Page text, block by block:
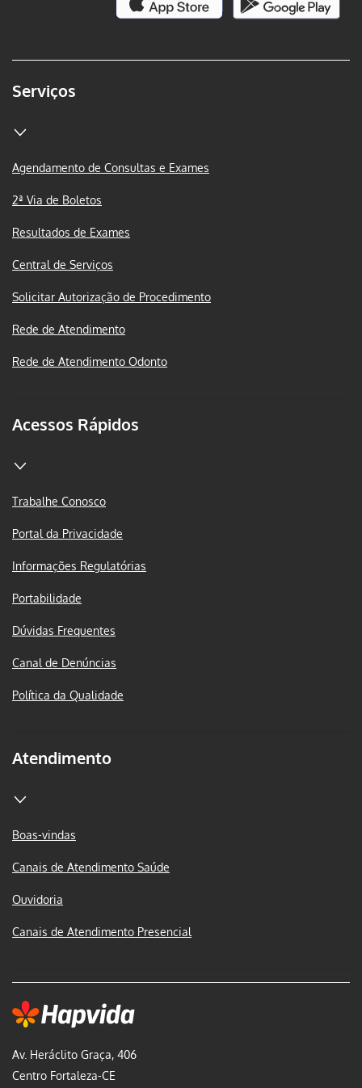
Av. Heráclito Graça, 406
Centro Fortaleza-CE
Serviços
Agendamento de Consultas e Exames
2ª Via de Boletos
Resultados de Exames
Central de Serviços
Solicitar Autorização de Procedimento
Rede de Atendimento
Rede de Atendimento Odonto
Acessos Rápidos
Trabalhe Conosco
Portal da Privacidade
Informações Regulatórias
Portabilidade
Dúvidas Frequentes
Canal de Denúncias
Política da Qualidade
Atendimento
Boas-vindas
Canais de Atendimento Saúde
Ouvidoria
Canais de Atendimento Presencial